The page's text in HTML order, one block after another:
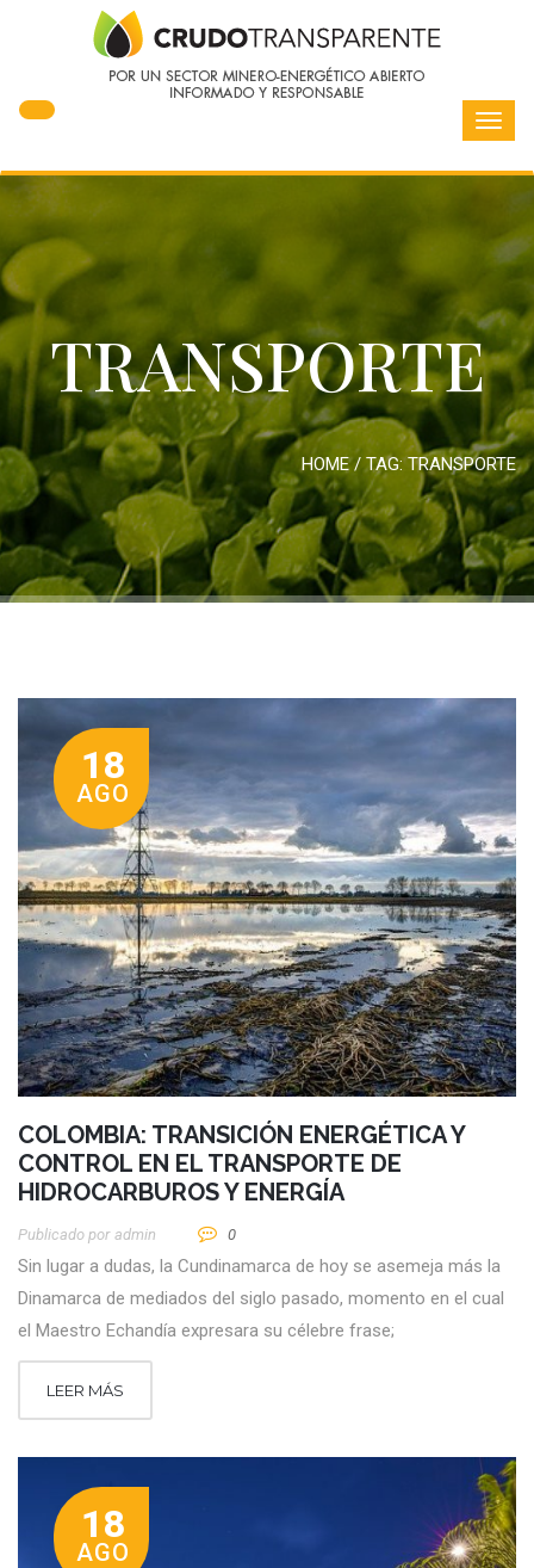
TRANSPORTE
HOME/ TAG:TRANSPORTE
18
AGO
COLOMBIA: TRANSICIÓN ENERGÉTICA Y
CONTROL EN EL TRANSPORTE DE
HIDROCARBUROS Y ENERGÍA
Publicado por Admin 0
Sin lugar a dudas, la Cundinamarca de hoy se asemeja más la
Dinamarca de mediados del siglo pasado, momento en el cual
el Maestro Echandía expresara su célebre frase;
LEER MÁS
18
AGO